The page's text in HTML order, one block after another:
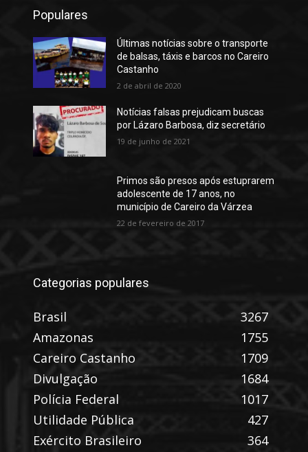
Populares
Últimas notícias sobre o transporte
de balsas, táxis e barcos no Careiro
Castanho
2 de abril de 2020
Notícias falsas prejudicam buscas
por Lázaro Barbosa, diz secretário
19 de junho de 2021
Primos são presos após estuprarem
adolescente de 17 anos, no
município de Careiro da Várzea
22 de fevereiro de 2017
Categorias populares
Brasil
3267
Amazonas
1755
Careiro Castanho
1709
Divulgação
1684
Polícia Federal
1017
Utilidade Pública
427
Exército Brasileiro
364